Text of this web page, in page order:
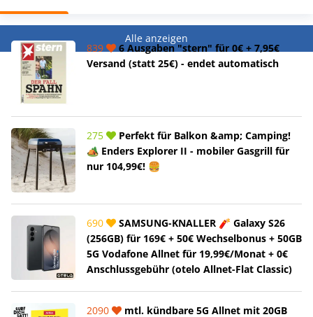
Alle anzeigen
839
6 Ausgaben "stern" für 0€ + 7,95€
Versand (statt 25€) - endet automatisch
275
Perfekt für Balkon &amp; Camping!
🏕️ Enders Explorer II - mobiler Gasgrill für
nur 104,99€! 🍔
690
SAMSUNG-KNALLER 🧨 Galaxy S26
(256GB) für 169€ + 50€ Wechselbonus + 50GB
5G Vodafone Allnet für 19,99€/Monat + 0€
Anschlussgebühr (otelo Allnet-Flat Classic)
2090
mtl. kündbare 5G Allnet mit 20GB